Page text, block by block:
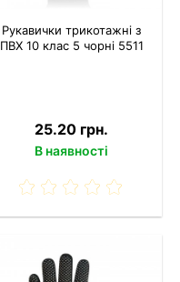
Рукавички трикотажні з
ПВХ 10 клас 5 чорні 5511
25.20 грн.
В наявності